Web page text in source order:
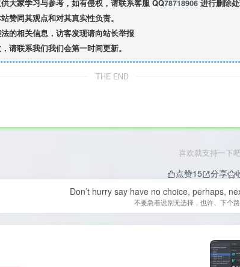
大家学习与参考，如有侵权，请联系客服 QQ78718906 进行删除处
赞同其观点和对其真实性负责。
的相关信息，访客发现请向站长举报
请联系我们我们会第一时间更新。
THE END
喜欢就支持一下
点赞15 分享
Don’t hurry say have no choice, perhaps,
不要急着说别无选择，也许、下个